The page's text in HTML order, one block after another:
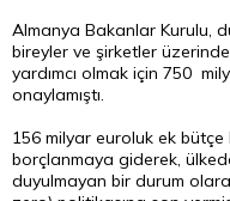
Almanya Bakanlar Kurulu,
bireyler ve şirketler
yardımcı olmak için 750
onaylamıştı.
156 milyar euroluk ek
borçlanmaya giderek,
duyulmayan bir durum